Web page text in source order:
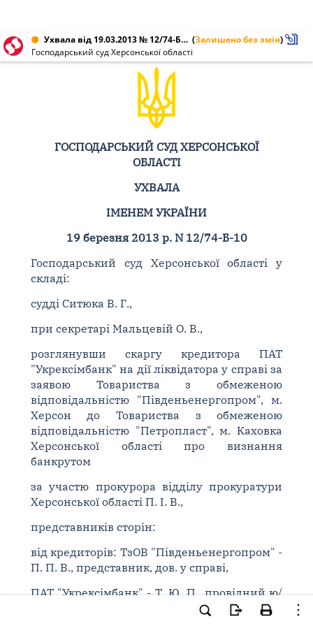
Ухвала від 19.03.2013 № 12/74-Б-10 (Залишено без змін)
Господарський суд Херсонської області
ГОСПОДАРСЬКИЙ СУД ХЕРСОНСЬКОЇ
ОБЛАСТІ
УХВАЛА
ІМЕНЕМ УКРАЇНИ
19 березня 2013 р. N 12/74-Б-10
Господарський суд Херсонської області у
складі:
судді Ситюка В. Г.,
при секретарі Мальцевій О. В.,
розглянувши скаргу кредитора ПАТ
"Укрексімбанк" на дії ліквідатора у справі за
заявою Товариства з обмеженою
відповідальністю "Південьенергопром", м.
Херсон до Товариства з обмеженою
відповідальністю "Петропласт", м. Каховка
Херсонської області про визнання
банкрутом
за участю прокурора відділу прокуратури
Херсонської області П. І. В.,
представників сторін:
від кредиторів: ТзОВ "Південьенергопром" -
П. П. В., представник, дов. у справі,
ПАТ "Укрексімбанк" - Т. Ю. П., провідний ю/
к, дов. у справі, С. Г. Г., головн. експерт, дов.